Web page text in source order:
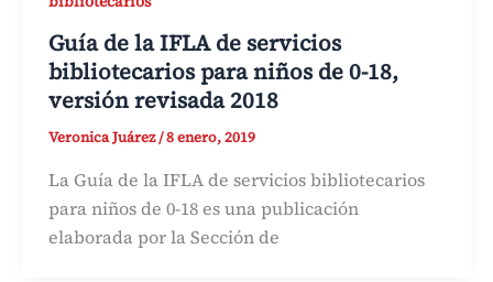
Guía de la IFLA de servicios
bibliotecarios para niños de 0-18,
versión revisada 2018
Veronica Juárez/8 enero, 2019
La Guía de la IFLA de servicios bibliotecarios
para niños de 0-18 es una publicación
elaborada por la Sección de